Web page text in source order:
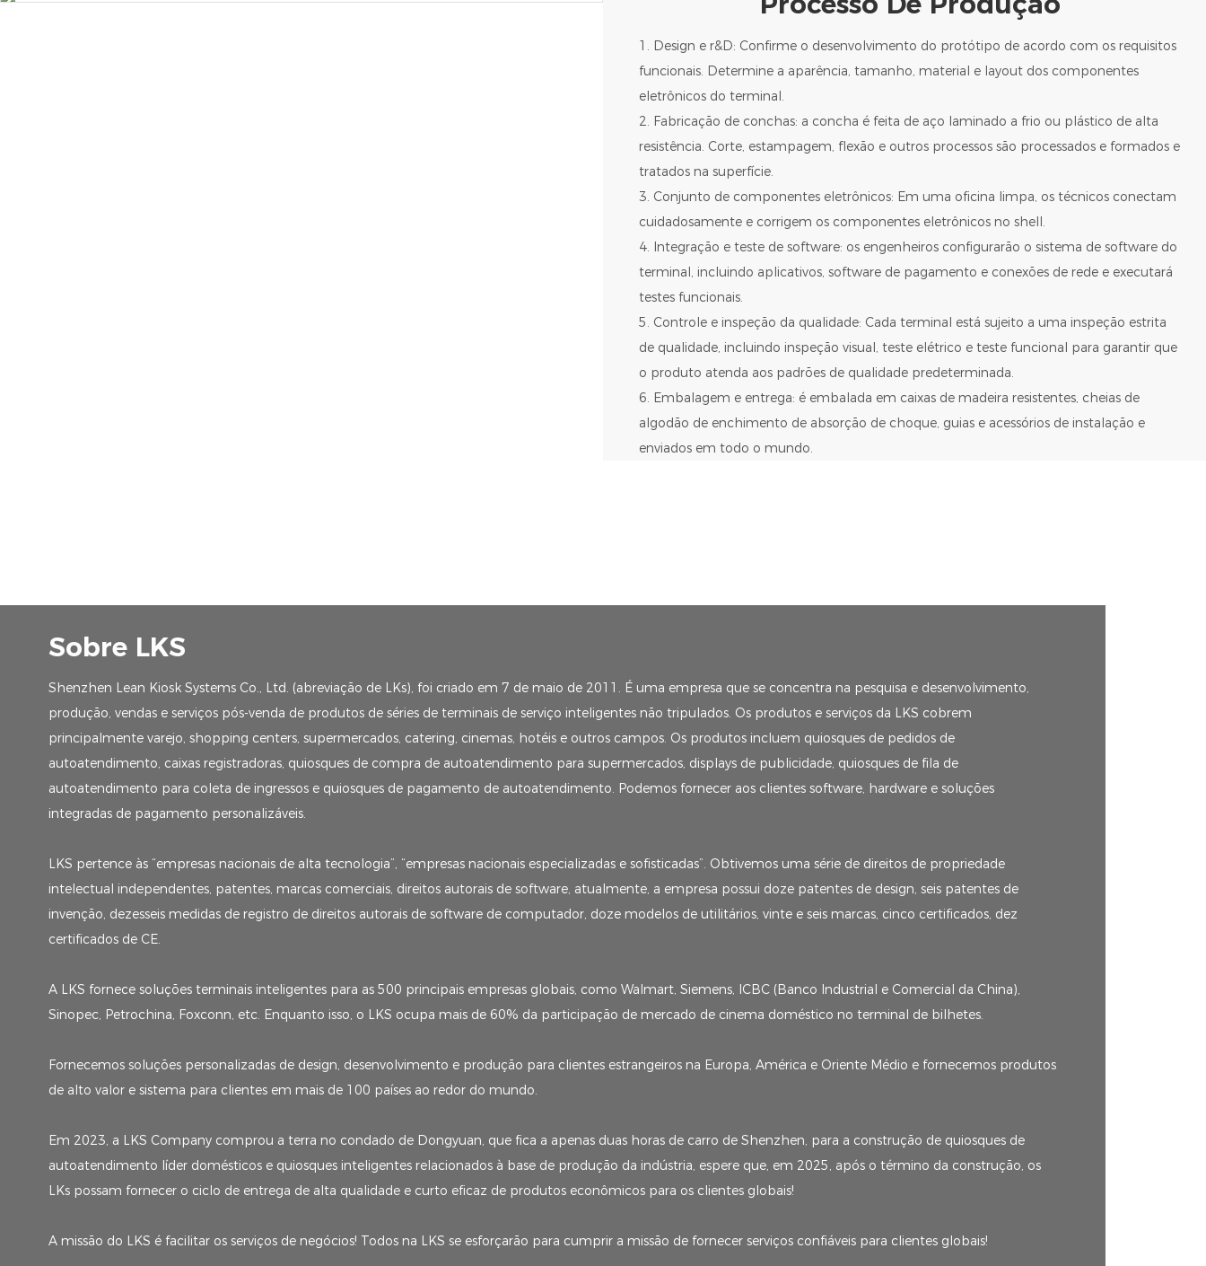
1. Design e r&D: Confirme o desenvolvimento do protótipo de acordo com os requisitos
funcionais. Determine a aparência, tamanho, material e layout dos componentes
eletrônicos do terminal.
2. Fabricação de conchas: a concha é feita de aço laminado a frio ou plástico de alta
resistência. Corte, estampagem, flexão e outros processos são processados ​​e formados e
tratados na superfície.
3. Conjunto de componentes eletrônicos: Em uma oficina limpa, os técnicos conectam
cuidadosamente e corrigem os componentes eletrônicos no shell.
4. Integração e teste de software: os engenheiros configurarão o sistema de software do
terminal, incluindo aplicativos, software de pagamento e conexões de rede e executará
testes funcionais.
5. Controle e inspeção da qualidade: Cada terminal está sujeito a uma inspeção estrita
de qualidade, incluindo inspeção visual, teste elétrico e teste funcional para garantir que
o produto atenda aos padrões de qualidade predeterminada.
6. Embalagem e entrega: é embalada em caixas de madeira resistentes, cheias de
algodão de enchimento de absorção de choque, guias e acessórios de instalação e
enviados em todo o mundo.
Sobre LKS
Shenzhen Lean Kiosk Systems Co., Ltd. (abreviação de LKs), foi criado em 7 de maio de 2011. É uma empresa que se concentra na pesquisa e desenvolvimento,
produção, vendas e serviços pós-venda de produtos de séries de terminais de serviço inteligentes não tripulados. Os produtos e serviços da LKS cobrem
principalmente varejo, shopping centers, supermercados, catering, cinemas, hotéis e outros campos. Os produtos incluem quiosques de pedidos de
autoatendimento, caixas registradoras, quiosques de compra de autoatendimento para supermercados, displays de publicidade, quiosques de fila de
autoatendimento para coleta de ingressos e quiosques de pagamento de autoatendimento. Podemos fornecer aos clientes software, hardware e soluções
integradas de pagamento personalizáveis.
LKS pertence às “empresas nacionais de alta tecnologia”, “empresas nacionais especializadas e sofisticadas”. Obtivemos uma série de direitos de propriedade
intelectual independentes, patentes, marcas comerciais, direitos autorais de software, atualmente, a empresa possui doze patentes de design, seis patentes de
invenção, dezesseis medidas de registro de direitos autorais de software de computador, doze modelos de utilitários, vinte e seis marcas, cinco certificados, dez
certificados de CE.
A LKS fornece soluções terminais inteligentes para as 500 principais empresas globais, como Walmart, Siemens, ICBC (Banco Industrial e Comercial da China),
Sinopec, Petrochina, Foxconn, etc. Enquanto isso, o LKS ocupa mais de 60% da participação de mercado de cinema doméstico no terminal de bilhetes.
Fornecemos soluções personalizadas de design, desenvolvimento e produção para clientes estrangeiros na Europa, América e Oriente Médio e fornecemos produtos
de alto valor e sistema para clientes em mais de 100 países ao redor do mundo.
Em 2023, a LKS Company comprou a terra no condado de Dongyuan, que fica a apenas duas horas de carro de Shenzhen, para a construção de quiosques de
autoatendimento líder domésticos e quiosques inteligentes relacionados à base de produção da indústria, espere que, em 2025, após o término da construção, os
LKs possam fornecer o ciclo de entrega de alta qualidade e curto eficaz de produtos econômicos para os clientes globais!
A missão do LKS é facilitar os serviços de negócios! Todos na LKS se esforçarão para cumprir a missão de fornecer serviços confiáveis ​​para clientes globais!